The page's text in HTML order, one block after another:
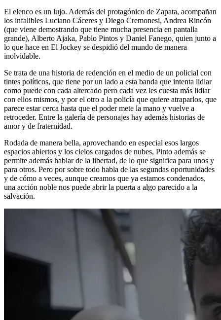
El elenco es un lujo. Además del protagónico de Zapata, acompañan
los infalibles Luciano Cáceres y Diego Cremonesi, Andrea Rincón
(que viene demostrando que tiene mucha presencia en pantalla
grande), Alberto Ajaka, Pablo Pintos y Daniel Fanego, quien junto a
lo que hace en El Jockey se despidió del mundo de manera
inolvidable.
Se trata de una historia de redención en el medio de un policial con
tintes políticos, que tiene por un lado a esta banda que intenta lidiar
como puede con cada altercado pero cada vez les cuesta más lidiar
con ellos mismos, y por el otro a la policía que quiere atraparlos, que
parece estar cerca hasta que el poder mete la mano y vuelve a
retroceder. Entre la galería de personajes hay además historias de
amor y de fraternidad.
Rodada de manera bella, aprovechando en especial esos largos
espacios abiertos y los cielos cargados de nubes, Pinto además se
permite además hablar de la libertad, de lo que significa para unos y
para otros. Pero por sobre todo habla de las segundas oportunidades
y de cómo a veces, aunque creamos que ya estamos condenados,
una acción noble nos puede abrir la puerta a algo parecido a la
salvación.